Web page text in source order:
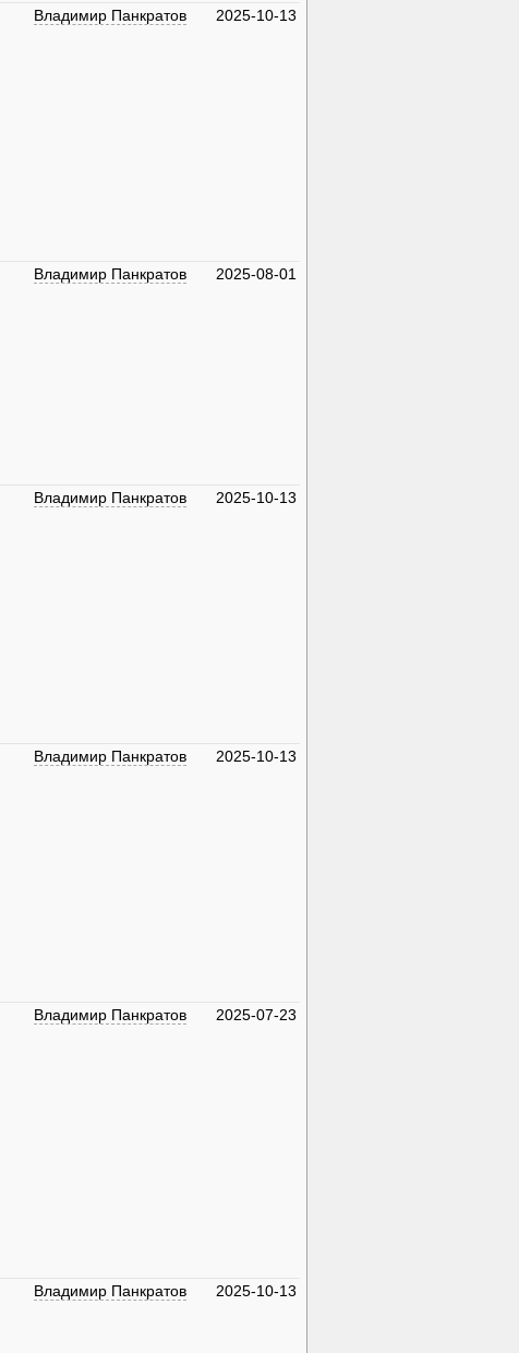
Владимир Панкратов 2025-10-13
Владимир Панкратов 2025-08-01
Владимир Панкратов 2025-10-13
Владимир Панкратов 2025-10-13
Владимир Панкратов 2025-07-23
Владимир Панкратов 2025-10-13